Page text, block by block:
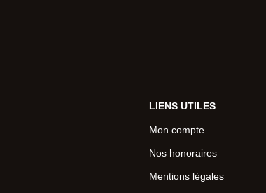
LIENS UTILES
Mon compte
Nos honoraires
Mentions légales